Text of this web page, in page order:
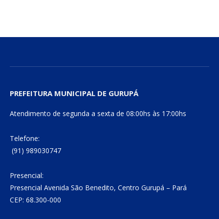
PREFEITURA MUNICIPAL DE GURUPÁ
Atendimento de segunda a sexta de 08:00hs às 17:00hs
Telefone:
(91) 989030747
Presencial:
Presencial Avenida São Benedito, Centro Gurupá – Pará
CEP: 68.300-000